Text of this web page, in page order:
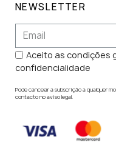
NEWSLETTER
Aceito as condições
confidencialidade
Pode cancelar a subscrição a qualquer
contacto no aviso legal.